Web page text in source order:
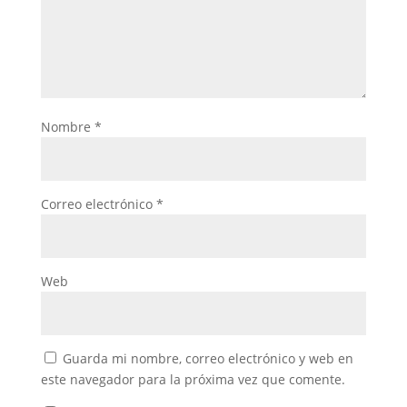
Nombre *
Correo electrónico *
Web
Guarda mi nombre, correo electrónico y web en
este navegador para la próxima vez que comente.